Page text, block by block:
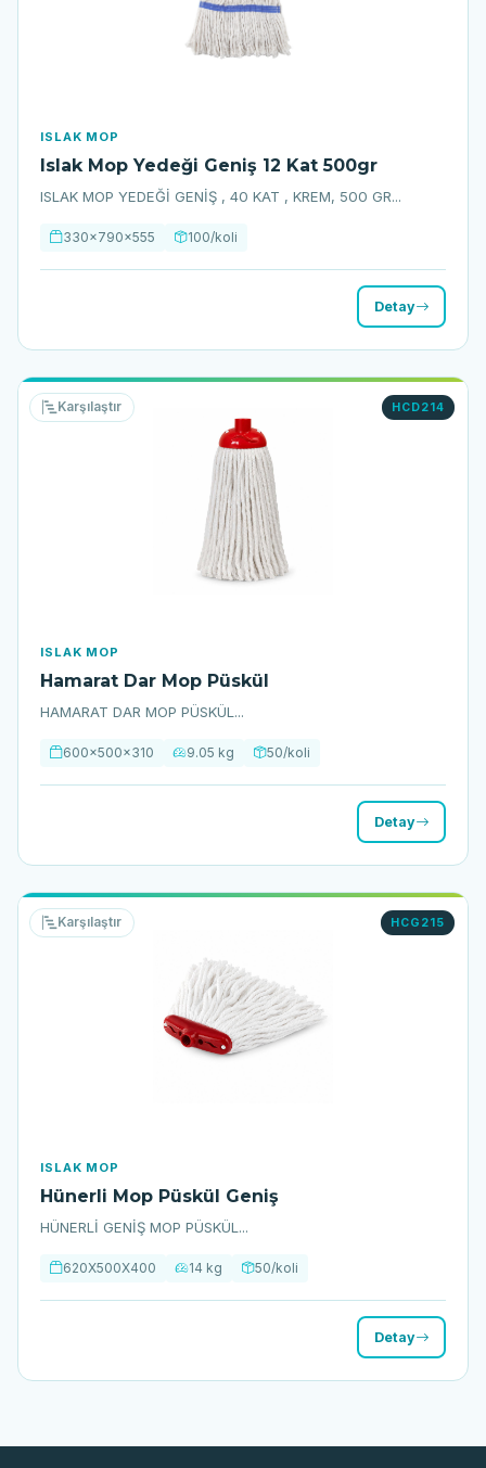
ISLAK MOP
Islak Mop Yedeği Geniş 12 Kat 500gr
ISLAK MOP YEDEĞİ GENİŞ , 40 KAT , KREM, 500 GR...
330x790x555 100/koli
Detay
HCD214
Karşılaştır
ISLAK MOP
Hamarat Dar Mop Püskül
HAMARAT DAR MOP PÜSKÜL...
600x500x310 9.05 kg 50/koli
Detay
HCG215
Karşılaştır
ISLAK MOP
Hünerli Mop Püskül Geniş
HÜNERLİ GENİŞ MOP PÜSKÜL...
620X500X400 14 kg 50/koli
Detay